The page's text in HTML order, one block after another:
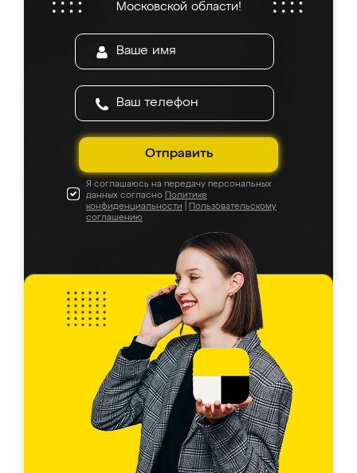
Московской области!
Отправить
Я соглашаюсь на передачу персональных
данных согласно Политике
конфиденциальности
Пользовательскому
соглашению